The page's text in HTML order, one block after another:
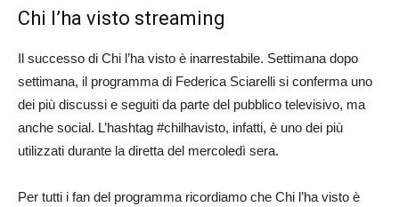
Chi l’ha visto streaming
Il successo di Chi l’ha visto è inarrestabile. Settimana dopo
settimana, il programma di Federica Sciarelli si conferma uno
dei più discussi e seguiti da parte del pubblico televisivo, ma
anche social. L’hashtag #chilhavisto, infatti, è uno dei più
utilizzati durante la diretta del mercoledì sera.
Per tutti i fan del programma ricordiamo che Chi l’ha visto è